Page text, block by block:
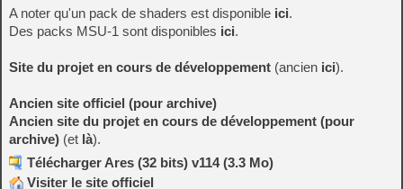
A noter qu'un pack de shaders est disponible ici.
Des packs MSU-1 sont disponibles ici.
Site du projet en cours de développement (ancien ici).
Ancien site officiel (pour archive)
Ancien site du projet en cours de développement (pour
archive) (et là).
Télécharger Ares (32 bits) v114 (3.3 Mo)
Visiter le site officiel